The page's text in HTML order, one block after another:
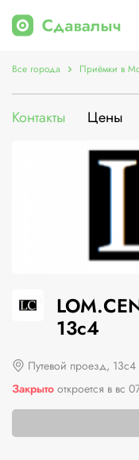
Все города Приёмки в
Контакты Цены
13с4
Путевой проезд, 13с4
Закрыто откроется в вс